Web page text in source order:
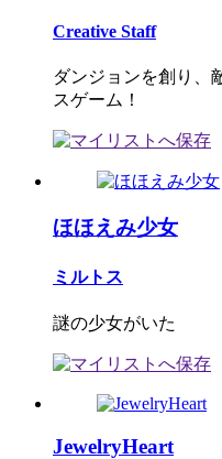
Creative Staff
ダンジョンを創り、
スゲーム！
ほほえみ少女
ミルトス
謎の少女がいた
JewelryHeart